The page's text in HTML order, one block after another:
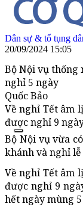
Dân sự & tố tụng
20/09/2024 15:05
Bộ Nội vụ thống
nghỉ 5 ngày
Quốc Bảo
Về nghỉ Tết âm
được nghỉ 9
Bộ Nội vụ vừa
khánh và nghỉ
Về nghỉ Tết âm
được nghỉ 9
hết ngày mùng